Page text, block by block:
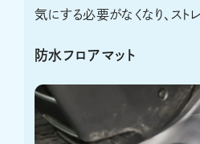
気にする必要がなくなり、スト
防水フロアマット